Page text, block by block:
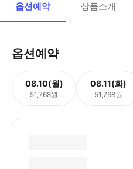
옵션예약 상품소개
옵션예약
08.10(월)
51,768원
08.11(화)
51,768원